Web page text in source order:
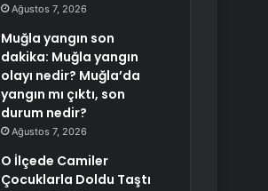
Ağustos 7, 2026
Muğla yangın son
dakika: Muğla yangın
olayı nedir? Muğla’da
yangın mı çıktı, son
durum nedir?
Ağustos 7, 2026
O İlçede Camiler
Çocuklarla Doldu Taştı